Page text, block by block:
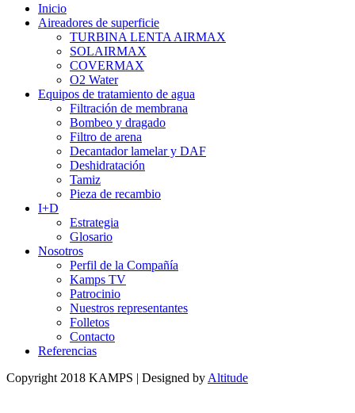
Inicio
Aireadores de superficie
TURBINA LENTA AIRMAX
SOLAIRMAX
COVERMAX
O2 Water
Equipos de tratamiento de agua
Filtración de membrana
Bombeo y dragado
Filtro de arena
Decantador lamelar y DAF
Deshidratación
Tamiz
Pieza de recambio
I+D
Estrategia
Glosario
Nosotros
Perfil de la Compañía
Kamps TV
Patrocinio
Nuestros representantes
Folletos
Contacto
Referencias
Copyright 2018 KAMPS | Designed by Altitude